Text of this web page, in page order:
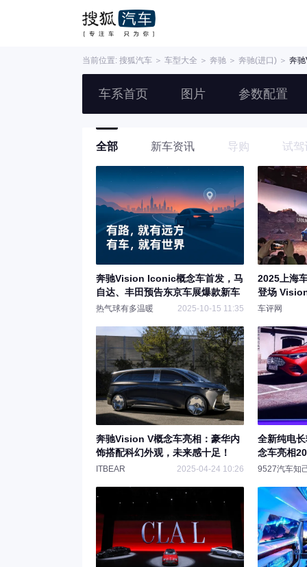
当前位置: 搜狐汽车 ＞ 车型大全 ＞ 奔驰 ＞ 奔驰(进口) ＞ 奔
车系首页 图片 参数配置
全部 新车资讯 导购 试驾
奔驰Vision Iconic概念车首发，马
自达、丰田预告东京车展爆款新车
热气球有多温暖 2025-10-15 11:35
2025上海
登场
车评网
奔驰Vision V概念车亮相：豪华内
饰搭配科幻外观，未来感十足！
ITBEAR 2025-04-24 10:26
全新纯电
念车亮相
9527汽车知